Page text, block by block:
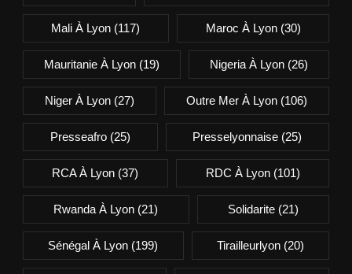
Mali À Lyon (117) Maroc À Lyon(30)
Mauritanie À Lyon(19) Nigeria À Lyon (26)
Niger À Lyon(27) Outre Mer À Lyon (106)
Presseafro(25) Presselyonnaise (25)
RCA À Lyon (37) RDC À Lyon(101)
Rwanda À Lyon (21) Solidarite(21)
Sénégal À Lyon (199) Tirailleurlyon(20)